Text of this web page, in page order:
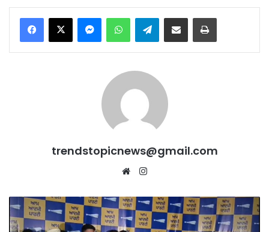
MessengerWhatsAppTelegramShare via Email Print
trendstopicnews@gmail.com
Website
Taran
में